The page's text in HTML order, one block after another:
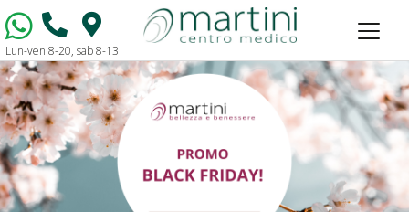
Vai al contenuto
Lun-ven 8-20, sab 8-13